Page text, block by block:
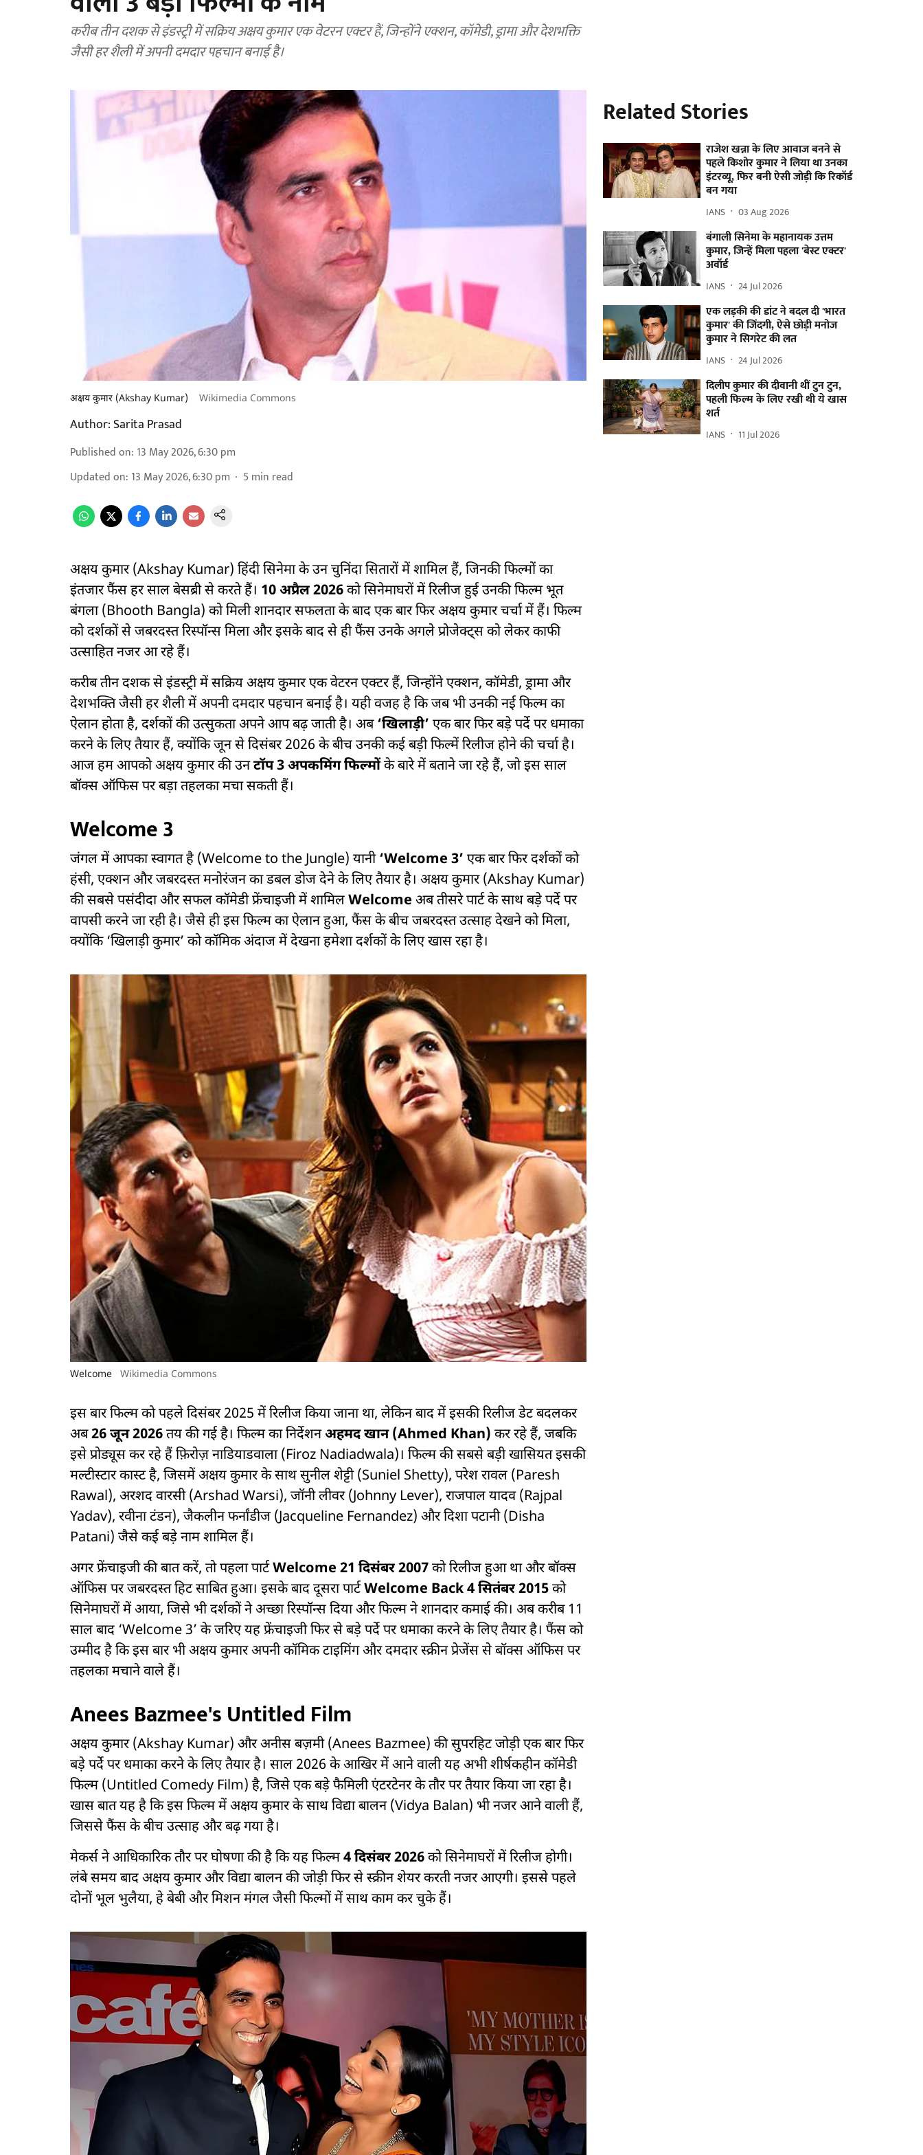
करीब तीन दशक से इंडस्ट्री में सक्रिय अक्षय कुमार एक वेटरन एक्टर हैं, जिन्होंने एक्शन, कॉमेडी, ड्रामा और देशभक्ति
जैसी हर शैली में अपनी दमदार पहचान बनाई है।
अक्षय कुमार (Akshay Kumar) Wikimedia Commons
Author:Sarita Prasad
Published on: 13 May 2026, 6:30 pm
Updated on: 13 May 2026, 6:30 pm 5min read
अक्षय कुमार (Akshay Kumar) हिंदी सिनेमा के उन चुनिंदा सितारों में शामिल हैं, जिनकी फिल्मों का
इंतजार फैंस हर साल बेसब्री से करते हैं। 10 अप्रैल 2026को सिनेमाघरों में रिलीज हुई उनकी फिल्म भूत
बंगला (Bhooth Bangla) को मिली शानदार सफलता के बाद एक बार फिर अक्षय कुमार चर्चा में हैं। फिल्म
को दर्शकों से जबरदस्त रिस्पॉन्स मिला और इसके बाद से ही फैंस उनके अगले प्रोजेक्ट्स को लेकर काफी
उत्साहित नजर आ रहे हैं।
करीब तीन दशक से इंडस्ट्री में सक्रिय अक्षय कुमार एक वेटरन एक्टर हैं, जिन्होंने एक्शन, कॉमेडी, ड्रामा और
देशभक्ति जैसी हर शैली में अपनी दमदार पहचान बनाई है। यही वजह है कि जब भी उनकी नई फिल्म का
ऐलान होता है, दर्शकों की उत्सुकता अपने आप बढ़ जाती है। अब‘खिलाड़ी’ एक बार फिर बड़े पर्दे पर धमाका
करने के लिए तैयार हैं, क्योंकि जून से दिसंबर 2026 के बीच उनकी कई बड़ी फिल्में रिलीज होने की चर्चा है।
आज हम आपको अक्षय कुमार की उनटॉप 3 अपकमिंग फिल्मोंके बारे में बताने जा रहे हैं, जो इस साल
बॉक्स ऑफिस पर बड़ा तहलका मचा सकती हैं।
Welcome 3
जंगल में आपका स्वागत है (Welcome to the Jungle) यानी‘Welcome 3’ एक बार फिर दर्शकों को
हंसी, एक्शन और जबरदस्त मनोरंजन का डबल डोज देने के लिए तैयार है। अक्षय कुमार (Akshay Kumar)
की सबसे पसंदीदा और सफल कॉमेडी फ्रेंचाइजी में शामिलWelcome अब तीसरे पार्ट के साथ बड़े पर्दे पर
वापसी करने जा रही है। जैसे ही इस फिल्म का ऐलान हुआ, फैंस के बीच जबरदस्त उत्साह देखने को मिला,
क्योंकि ‘खिलाड़ी कुमार’ को कॉमिक अंदाज में देखना हमेशा दर्शकों के लिए खास रहा है।
Welcome Wikimedia Commons
इस बार फिल्म को पहले दिसंबर 2025 में रिलीज किया जाना था, लेकिन बाद में इसकी रिलीज डेट बदलकर
अब26 जून 2026तय की गई है। फिल्म का निर्देशनअहमद खान (Ahmed Khan) कर रहे हैं, जबकि
इसे प्रोड्यूस कर रहे हैं फ़िरोज़ नाडियाडवाला (Firoz Nadiadwala)। फिल्म की सबसे बड़ी खासियत इसकी
मल्टीस्टार कास्ट है, जिसमें अक्षय कुमार के साथ सुनील शेट्टी (Suniel Shetty), परेश रावल (Paresh
Rawal), अरशद वारसी (Arshad Warsi), जॉनी लीवर (Johnny Lever), राजपाल यादव (Rajpal
Yadav), रवीना टंडन), जैकलीन फर्नांडीज (Jacqueline Fernandez) और दिशा पटानी (Disha
Patani) जैसे कई बड़े नाम शामिल हैं।
अगर फ्रेंचाइजी की बात करें, तो पहला पार्टWelcome 21 दिसंबर 2007को रिलीज हुआ था और बॉक्स
ऑफिस पर जबरदस्त हिट साबित हुआ। इसके बाद दूसरा पार्टWelcome Back4 सितंबर 2015को
सिनेमाघरों में आया, जिसे भी दर्शकों ने अच्छा रिस्पॉन्स दिया और फिल्म ने शानदार कमाई की। अब करीब 11
साल बाद ‘Welcome 3’ के जरिए यह फ्रेंचाइजी फिर से बड़े पर्दे पर धमाका करने के लिए तैयार है। फैंस को
उम्मीद है कि इस बार भी अक्षय कुमार अपनी कॉमिक टाइमिंग और दमदार स्क्रीन प्रेजेंस से बॉक्स ऑफिस पर
तहलका मचाने वाले हैं।
Anees Bazmee's Untitled Film
अक्षय कुमार (Akshay Kumar) और अनीस बज़मी (Anees Bazmee) की सुपरहिट जोड़ी एक बार फिर
बड़े पर्दे पर धमाका करने के लिए तैयार है। साल 2026 के आखिर में आने वाली यह अभी शीर्षकहीन कॉमेडी
फिल्म (Untitled Comedy Film) है, जिसे एक बड़े फैमिली एंटरटेनर के तौर पर तैयार किया जा रहा है।
खास बात यह है कि इस फिल्म में अक्षय कुमार के साथ विद्या बालन (Vidya Balan) भी नजर आने वाली हैं,
जिससे फैंस के बीच उत्साह और बढ़ गया है।
मेकर्स ने आधिकारिक तौर पर घोषणा की है कि यह फिल्म4 दिसंबर 2026को सिनेमाघरों में रिलीज होगी।
लंबे समय बाद अक्षय कुमार और विद्या बालन की जोड़ी फिर से स्क्रीन शेयर करती नजर आएगी। इससे पहले
दोनों भूल भुलैया, हे बेबी और मिशन मंगल जैसी फिल्मों में साथ काम कर चुके हैं।
Related Stories
राजेश खन्ना के लिए आवाज बनने से
पहले किशोर कुमार ने लिया था उनका
इंटरव्यू, फिर बनी ऐसी जोड़ी कि रिकॉर्ड
बन गया
IANS 03 Aug 2026
बंगाली सिनेमा के महानायक उत्तम
कुमार, जिन्हें मिला पहला 'बेस्ट एक्टर'
अवॉर्ड
IANS 24 Jul 2026
एक लड़की की डांट ने बदल दी 'भारत
कुमार' की जिंदगी, ऐसे छोड़ी मनोज
कुमार ने सिगरेट की लत
IANS 24 Jul 2026
दिलीप कुमार की दीवानी थीं टुन टुन,
पहली फिल्म के लिए रखी थी ये खास
शर्त
IANS 11 Jul 2026